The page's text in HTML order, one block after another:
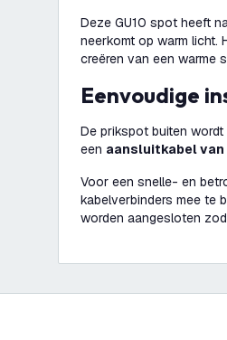
Deze GU10 spot heeft
neerkomt op warm licht.
creëren van een warme
Eenvoudige
De prikspot buiten
een aansluitkabel van
Voor een snelle- en
kabelverbinders mee te
worden aangesloten